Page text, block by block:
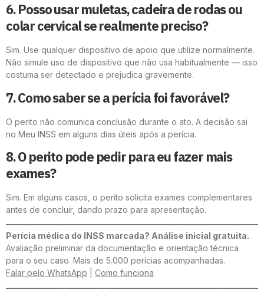
6. Posso usar muletas, cadeira de rodas ou
colar cervical se realmente preciso?
Sim. Use qualquer dispositivo de apoio que utilize normalmente.
Não simule uso de dispositivo que não usa habitualmente — isso
costuma ser detectado e prejudica gravemente.
7. Como saber se a perícia foi favorável?
O perito não comunica conclusão durante o ato. A decisão sai
no Meu INSS em alguns dias úteis após a perícia.
8. O perito pode pedir para eu fazer mais
exames?
Sim. Em alguns casos, o perito solicita exames complementares
antes de concluir, dando prazo para apresentação.
Perícia médica do INSS marcada? Análise inicial gratuita.
Avaliação preliminar da documentação e orientação técnica
para o seu caso. Mais de 5.000 perícias acompanhadas.
Falar pelo WhatsApp
Como funciona